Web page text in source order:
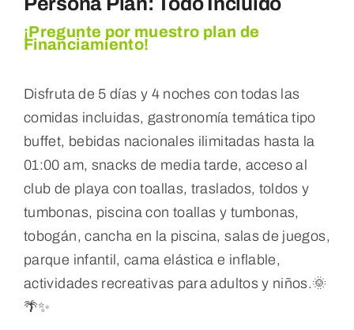
¡Pregunte por muestro plan de
Financiamiento!
Disfruta de 5 días y 4 noches con todas las
comidas incluidas, gastronomía temática tipo
buffet, bebidas nacionales ilimitadas hasta la
01:00 am, snacks de media tarde, acceso al
club de playa con toallas, traslados, toldos y
tumbonas, piscina con toallas y tumbonas,
tobogán, cancha en la piscina, salas de juegos,
parque infantil, cama elástica e inflable,
actividades recreativas para adultos y niños.🌞
🌴✨